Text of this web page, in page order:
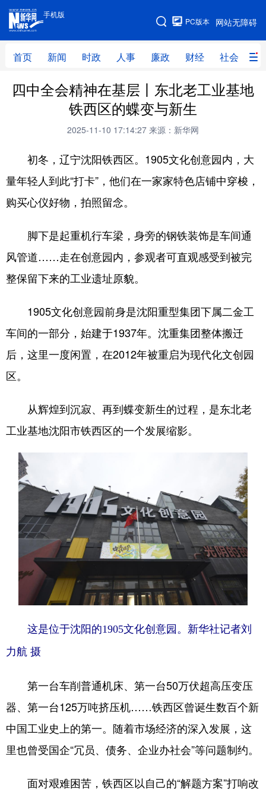
手机版
网站无障碍
PC版本
首页 新闻 时政 人事 廉政 财经 社会 科
手机版
网站地图
首页 新闻 时政 人事
财经 社会
体育 视频 直播 无人机
地方频道
北京 天津 河北 山西
辽宁 吉林 上海 江苏
浙江 安徽
山东 河南 湖北 湖南
广东 广西 海南 重庆
四川 贵州 云南 西藏
新疆 内蒙古 黑龙江
多语种频道
English Español
Русский язык 日本語 한국어
Deutsch Português
四中全会精神在基层丨东北老工业基地
铁西区的蝶变与新生
2025-11-10 17:14:27 来源：新华网
初冬，辽宁沈阳铁西区。1905文化创意园内，大
量年轻人到此“打卡”，他们在一家家特色店铺中穿梭，
购买心仪好物，拍照留念。
脚下是起重机行车梁，身旁的钢铁装饰是车间通
风管道……走在创意园内，参观者可直观感受到被完
整保留下来的工业遗址原貌。
1905文化创意园前身是沈阳重型集团下属二金工
车间的一部分，始建于1937年。沈重集团整体搬迁
后，这里一度闲置，在2012年被重启为现代化文创园
区。
从辉煌到沉寂、再到蝶变新生的过程，是东北老
工业基地沈阳市铁西区的一个发展缩影。
这是位于沈阳的1905文化创意园。新华社记者刘
力航 摄
第一台车削普通机床、第一台50万伏超高压变压
器、第一台125万吨挤压机……铁西区曾诞生数百个新
中国工业史上的第一。随着市场经济的深入发展，这
里也曾受国企“冗员、债务、企业办社会”等问题制约。
面对艰难困苦，铁西区以自己的“解题方案”打响改